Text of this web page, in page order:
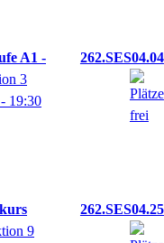
A1 -
262.SES04.04
3
- 19:30
262.SES04.25
9